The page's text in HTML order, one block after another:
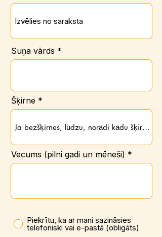
Suņa vārds
Šķirne
Vecums (pilni gadi un mēneši)
Piekrītu, ka ar mani sazināsies
telefoniski vai e-pastā (obligāts)